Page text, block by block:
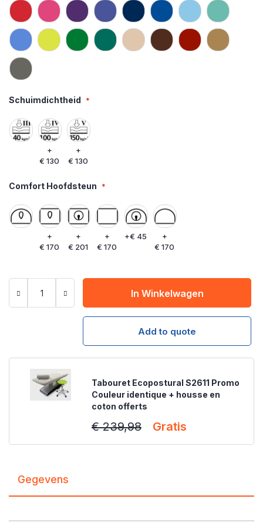
Schuimdichtheid
+
€ 130
+
€ 130
Comfort Hoofdsteun
+
€ 170
+
€ 201
+
€ 170
+€ 45
+
€ 170
In Winkelwagen
Add to quote
Tabouret Ecopostural S2611 Promo
Couleur identique + housse en
coton offerts
€ 239,98 Gratis
Gegevens